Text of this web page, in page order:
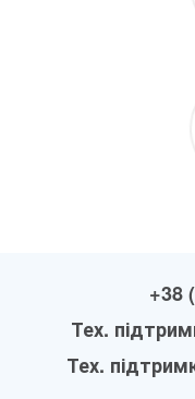
+38
Тех.
Тех.